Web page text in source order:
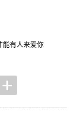
能有人来爱你